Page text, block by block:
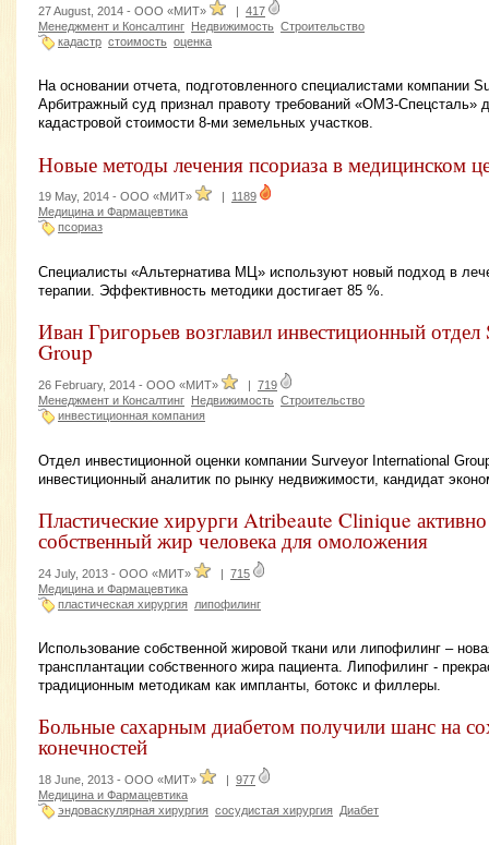
27 August, 2014 - ООО «МИТ» | 417
Менеджмент и Консалтинг Недвижимость Строительство
кадастр стоимость оценка
На основании отчета, подготовленного специалистами компании
Арбитражный суд признал правоту требований «ОМЗ-Спецсталь»
кадастровой стоимости 8-ми земельных участков.
Новые методы лечения псориаза в медицинском
19 May, 2014 - ООО «МИТ»
1189
Медицина и Фармацевтика
псориаз
Специалисты «Альтернатива МЦ» используют новый подход в
терапии. Эффективность методики достигает 85 %.
Иван Григорьев возглавил инвестиционный
Group
26 February, 2014 - ООО «МИТ» | 719
Менеджмент и Консалтинг Недвижимость Строительство
инвестиционная компания
Отдел инвестиционной оценки компании Surveyor International
инвестиционный аналитик по рынку недвижимости, кандидат
Пластические хирурги Atribeaute Clinique
собственный жир человека для омоложения
24 July, 2013 - ООО «МИТ» | 715
Медицина и Фармацевтика
пластическая хирургия липофилинг
Использование собственной жировой ткани или липофилинг –
трансплантации собственного жира пациента. Липофилинг -
традиционным методикам как импланты, ботокс и филлеры.
Больные сахарным диабетом получили шанс на
конечностей
18 June, 2013 - ООО «МИТ» | 977
Медицина и Фармацевтика
эндоваскулярная хирургия сосудистая хирургия Диабет